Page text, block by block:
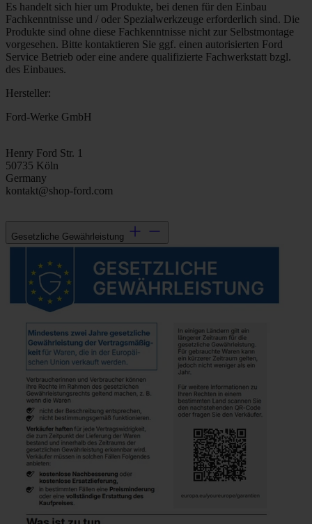
Es handelt sich hier um Produkte, bei denen für den Einbau
Fachkenntnisse und / oder Spezialwerkzeuge erforderlich sind. Die
Produkte sind ohne diese Fachkenntnisse nicht zur Selbstmontage
vorgesehen. Bitte kontaktieren Sie ggf. einen autorisierten Ford
Service Betrieb oder eine andere qualifizierte Fachwerkstatt bzgl.
des Einbaues.
Hersteller:
Ford-Werke GmbH
Henry Ford Str. 1
50735 Köln
Germany
kontakt@shop-ford.com
Gesetzliche Gewährleistung